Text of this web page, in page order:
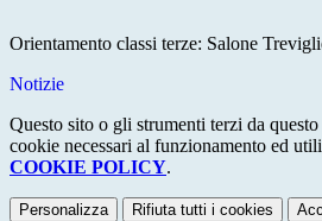
Orientamento classi terze: Salone
Notizie
Questo sito o gli strumenti terzi da
cookie necessari al funzionamento ed
COOKIE POLICY.
Personalizza Rifiuta tutti i cookies